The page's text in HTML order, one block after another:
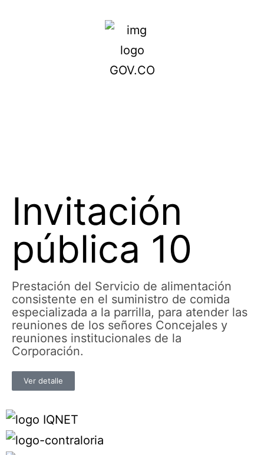
Invitación
pública 10
Prestación del Servicio de alimentación
consistente en el suministro de comida
especializada a la parrilla, para atender las
reuniones de los señores Concejales y
reuniones institucionales de la
Corporación.
Ver detalle